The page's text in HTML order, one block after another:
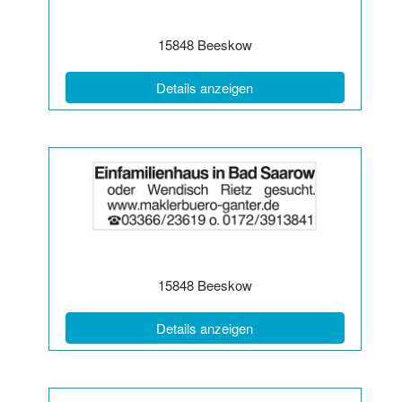
Postleitzahl:
15848 Ort:
Beeskow
Details anzeigen(ID: 2064247)
Details
der
Anzeige
2064248
anzeigen
Postleitzahl:
15848 Ort:
Beeskow
Details anzeigen(ID: 2064248)